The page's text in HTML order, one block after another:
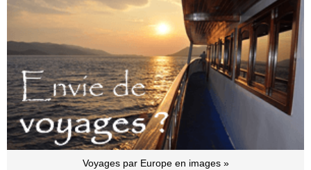
Voyages par Europe en images »